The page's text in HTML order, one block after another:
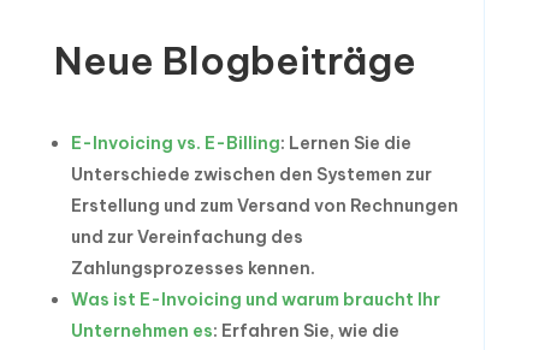
Neue Blogbeiträge
E-Invoicing vs. E-Billing: Lernen Sie die
Unterschiede zwischen den Systemen zur
Erstellung und zum Versand von Rechnungen
und zur Vereinfachung des
Zahlungsprozesses kennen.
Was ist E-Invoicing und warum braucht Ihr
Unternehmen es: Erfahren Sie, wie die